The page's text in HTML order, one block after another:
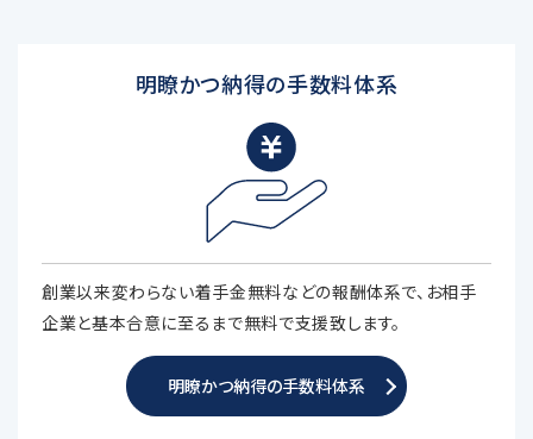
明瞭かつ納得の手数料体系
創業以来変わらない着手金無料などの報酬体系で、お相手
企業と基本合意に至るまで無料で支援致します。
明瞭かつ納得の手数料体系